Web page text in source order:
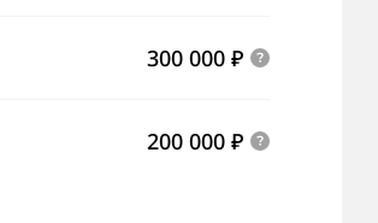
300 000 ₽
200 000 ₽